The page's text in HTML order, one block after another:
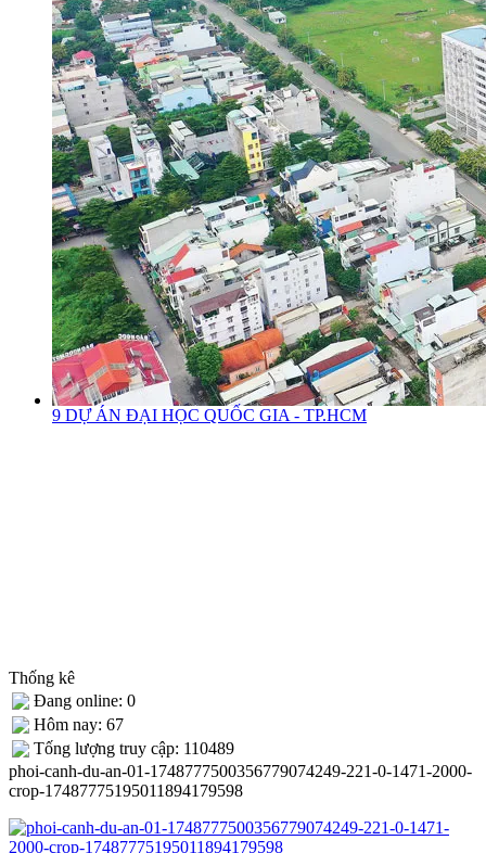
9 DỰ ÁN ĐẠI HỌC QUỐC GIA - TP.HCM
Thống kê
Đang online: 0
Hôm nay: 67
Tống lượng truy cập: 110489
phoi-canh-du-an-01-1748777500356779074249-221-0-1471-2000-
crop-17487775195011894179598